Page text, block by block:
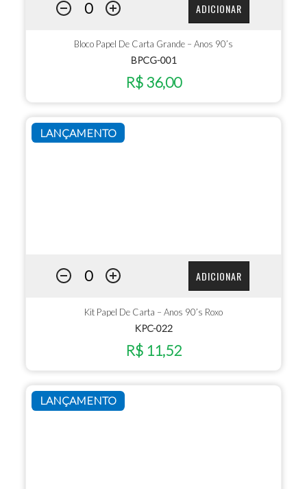
ADICIONAR
Bloco Papel De Carta Grande – Anos 90’s
BPCG-001
R$ 36,00
LANÇAMENTO
ADICIONAR
Kit Papel De Carta – Anos 90’s Roxo
KPC-022
R$ 11,52
LANÇAMENTO